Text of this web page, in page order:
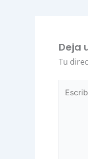
Deja
Tu
aquí...